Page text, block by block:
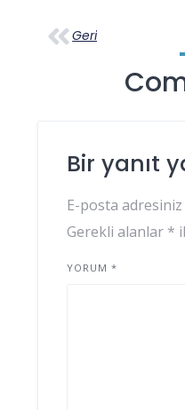
Geri
Bir yanıt
E-posta adresiniz
Gerekli alanlar *
YORUM *